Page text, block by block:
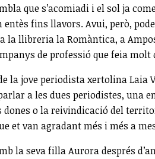
que s’acomiadi i el sol ja
entès fins llavors. Avui, però,
la llibreria la Romàntica, a
de professió que feia
de la jove periodista xertolina
a les dues periodistes, una
o la reivindicació del
et van agradant més i més a
la seva filla Aurora després